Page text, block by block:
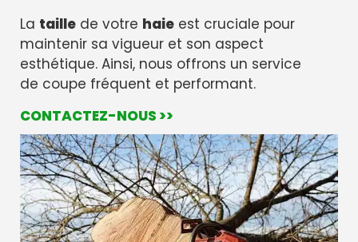
La taille de votre haie est cruciale pour
maintenir sa vigueur et son aspect
esthétique. Ainsi, nous offrons un service
de coupe fréquent et performant.
CONTACTEZ-NOUS >>